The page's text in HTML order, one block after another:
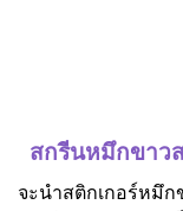
สกรีนหมึกขาว
จะนำสติกเกอร์หมึ